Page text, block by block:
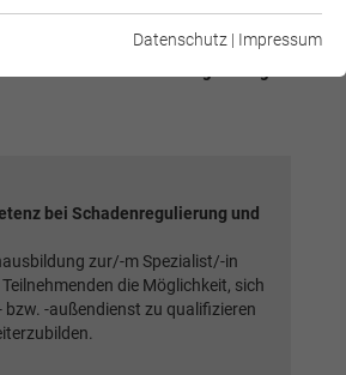
(DVA)
bei Schadenregulierung und
zur/-m Spezialist/-in
die Möglichkeit, sich
bzw. -außendienst zu qualifizieren
für grundlegende Funktionen der
funktioniert.
Cookie wird verwendet, um Ihre
Einstellungen für diese Website zu
Analytics
Informationen anzeigen
Datenschutz | Impressum